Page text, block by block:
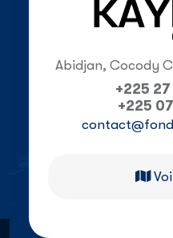
Abidjan, Cocody
+225 27
+225 07